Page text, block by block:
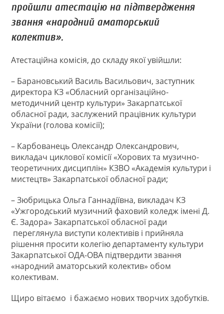
пройшли атестацію на підтвердження
звання «народний аматорський
колектив».
Атестаційна комісія, до складу якої увійшли:
– Барановський Василь Васильович, заступник
директора КЗ «Обласний організаційно-
методичний центр культури» Закарпатської
обласної ради, заслужений працівник культури
України (голова комісії);
– Карбованець Олександр Олександрович,
викладач циклової комісії «Хорових та музично-
теоретичних дисциплін» КЗВО «Академія культури і
мистецтв» Закарпатської обласної ради;
– Зюбрицька Ольга Ганнадіївна, викладач КЗ
«Ужгородський музичний фаховий коледж імені Д.
Є. Задора» Закарпатської обласної ради
переглянула виступи колективів і прийняла
рішення просити колегію департаменту культури
Закарпатської ОДА-ОВА підтвердити звання
«народний аматорський колектив» обом
колективам.
Щиро вітаємо і бажаємо нових творчих здобутків.